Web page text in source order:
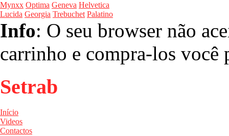
Mynxx Optima Geneva Helvetica
Lucida Georgia Trebuchet Palatino
Info: O seu browser não
carrinho e compra-los você
Setrab
Início
Videos
Contactos